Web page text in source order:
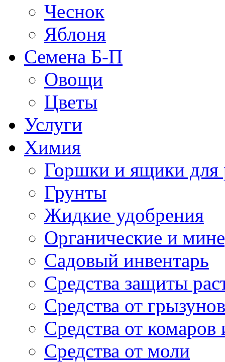
Чеснок
Яблоня
Семена Б-П
Овощи
Цветы
Услуги
Химия
Горшки и ящики для
Грунты
Жидкие удобрения
Органические и
Садовый инвентарь
Средства защиты
Средства от грызунов
Средства от
Средства от моли